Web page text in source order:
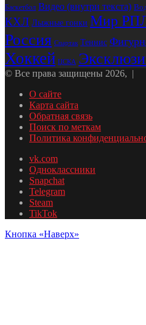
Баскетбол Видео (внутри текста)
КХЛ Лыжные гонки Мир
Россия Спартак Теннис
Хоккей ЦСКА
© Все права защищены 2026, |
О сайте
Карта сайта
Обратная связь
Поиск по меткам
Политика
vk.com
Одноклассники
Snapchat
Telegram
Steam
TikTok
Кнопка «Наверх»